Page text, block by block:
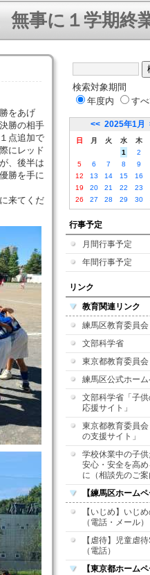
に１学期終業
をあげ
勝の相手
点追加で
にレッド
、後半は
勝を手に
来てくだ
検索対象期間
年度内
す
<< 2025年1月
日 月 火 水 木
1
2
5
6 7 8 9
12
13 14 15 16
19
20 21 22 23
26
27 28 29 30
行事予定
月間行事予定
年間行事予定
リンク
教育関連リンク
練馬区教育委員会
文部科学省
東京都教育委員会
練馬区公式ホーム
文部科学省「子
応援サイト」
東京都教育委員
の支援サイト」
学校休業中の子
安心・安全を高め
に（相談先のご案
【練馬区ホームペ
【いじめ】いじ
（電話・メール）
【虐待】児童虐
（電話）
【東京都ホームペ